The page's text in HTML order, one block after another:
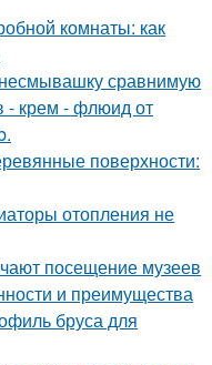
комнаты: как
сравнимую
- крем - флюид от
поверхности:
отопления не
посещение музеев
и преимущества
бруса для